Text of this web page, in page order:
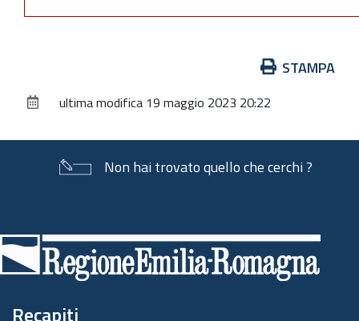
documento
STAMPA
ultima modifica 19 maggio 2023 20:22
Non hai trovato quello che cerchi ?
di
pagina
Recapiti